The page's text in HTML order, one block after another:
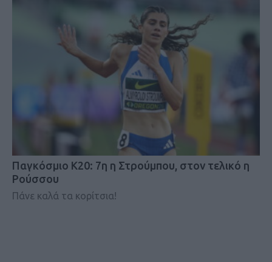
Παγκόσμιο Κ20: 7η η Στρούμπου, στον τελικό η
Ρούσσου
Πάνε καλά τα κορίτσια!